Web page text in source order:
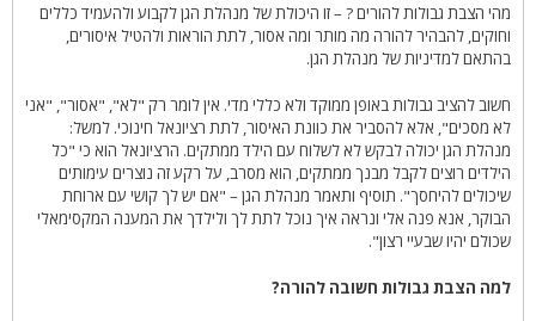
מהי הצבת גבולות להורים ? – זו היכולת של מנהלת הגן לקבוע ולהעמיד כללים
וחוקים, להבהיר להורה מה מותר ומה אסור, לתת הוראות ולהטיל איסורים,
בהתאם למדיניות של מנהלת הגן.
חשוב להציב גבולות באופן ממוקד ולא כללי מדי. אין לומר רק "לא", "אסור", "אני
לא מסכים", אלא להסביר את כוונת האיסור, לתת רציונאל חינוכי. למשל:
מנהלת הגן יכולה לבקש לא לשלוח עם הילד ממתקים. הרציונאל הוא כי "כל
הילדים רוצים לקבל מבנך ממתקים, הוא מסרב, על רקע זה נוצרים עימותים
שיכולים להיחסך". תוסיף ותאמר מנהלת הגן – "אם יש לך קושי עם ארוחת
הבוקר, אנא פנה אלי ונראה איך נוכל לתת לך ולילדך את המענה המקסימאלי
שכולם יהיו שבעיי רצון".
למה הצבת גבולות חשובה להורה?